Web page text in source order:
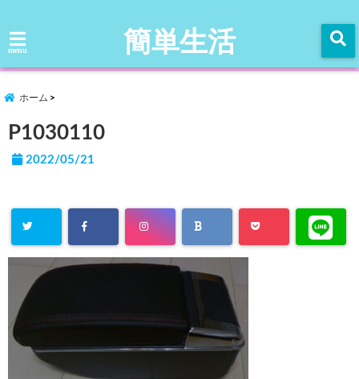
menu 簡単生活
ホーム
P1030110
2022/05/21